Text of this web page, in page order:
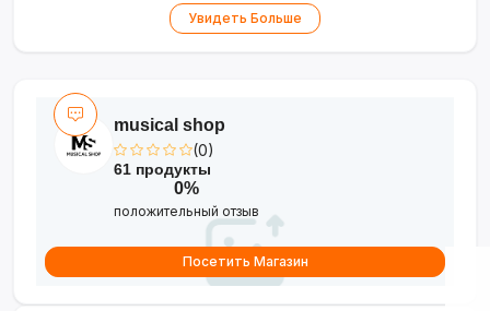
Умные уведомления— детектор
Wi-Fi и автономное питание
Увидеть Больше
musical shop
(0)
61 продукты
0%
положительный отзыв
Посетить Магазин